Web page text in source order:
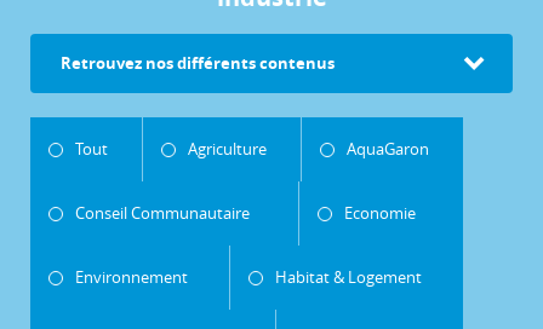
Retrouvez nos différents contenus
Tout Agriculture AquaGaron
Conseil Communautaire Economie
Environnement Habitat & Logement